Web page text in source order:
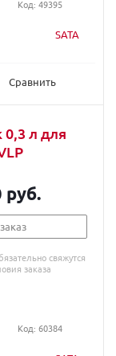
SATA
Сравнить
Код: 49395
0,3 л для
руб.
свяжутся
заказа
Код: 60384